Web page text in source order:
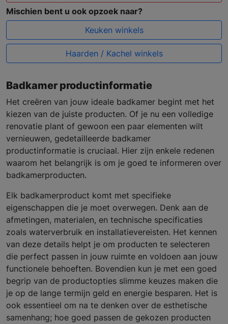
Mischien bent u ook opzoek naar?
Keuken winkels
Haarden / Kachel winkels
Badkamer productinformatie
Het creëren van jouw ideale badkamer begint met het
kiezen van de juiste producten. Of je nu een volledige
renovatie plant of gewoon een paar elementen wilt
vernieuwen, gedetailleerde badkamer
productinformatie is cruciaal. Hier zijn enkele redenen
waarom het belangrijk is om je goed te informeren over
badkamerproducten.
Elk badkamerproduct komt met specifieke
eigenschappen die je moet overwegen. Denk aan de
afmetingen, materialen, en technische specificaties
zoals waterverbruik en installatievereisten. Het kennen
van deze details helpt je om producten te selecteren
die perfect passen in jouw ruimte en voldoen aan jouw
functionele behoeften. Bovendien kun je met een goed
begrip van de productopties slimme keuzes maken die
je op de lange termijn geld en energie besparen. Het is
ook essentieel om na te denken over de esthetische
samenhang; hoe goed passen de gekozen producten